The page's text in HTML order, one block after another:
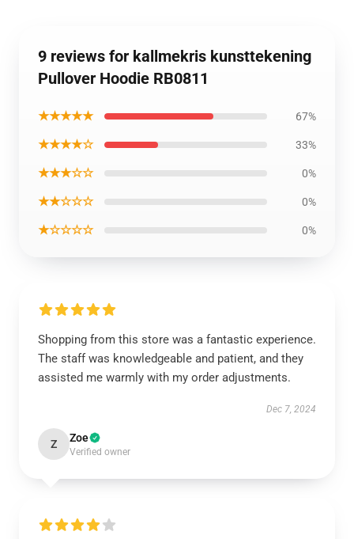
9 reviews for kallmekris kunsttekening
Pullover Hoodie RB0811
★★★★★ 67%
★★★★☆ 33%
★★★☆☆ 0%
★★☆☆☆ 0%
★☆☆☆☆ 0%
Shopping from this store was a fantastic experience.
The staff was knowledgeable and patient, and they
assisted me warmly with my order adjustments.
Dec 7, 2024
Z Zoe
Verified owner